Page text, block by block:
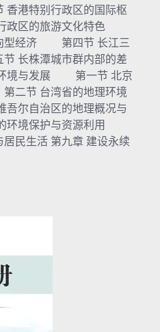
港特别行政区的国际枢
政区的旅游文化特色
型经济 第四节 长江三
长株潭城市群内部的差
环境与发展 第一节 北京
节 台湾省的地理环境
尔自治区的地理概况与
环境保护与资源利用
民生活 第九章 建设永续